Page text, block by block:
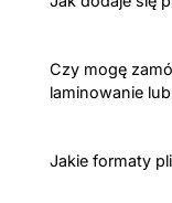
Czy mogę
laminowanie
Jakie formaty